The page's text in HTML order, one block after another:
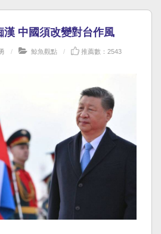
漢 中國須改變對台作風
鯨魚觀點 推薦數：2543